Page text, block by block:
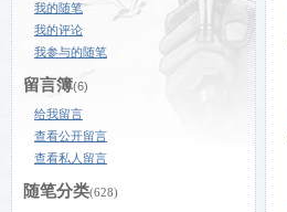
我的随笔
我的评论
我参与的随笔
留言簿(6)
给我留言
查看公开留言
查看私人留言
随笔分类(628)